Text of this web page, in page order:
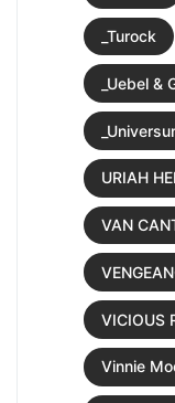
_Turock
_Uebel &
URIAH
VAN
VICIOUS
Vinnie